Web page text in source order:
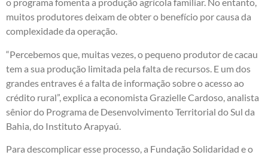
muitos produtores deixam de obter o benefício por causa da
complexidade da operação.
“Percebemos que, muitas vezes, o pequeno produtor de cacau
tem a sua produção limitada pela falta de recursos. E um dos
grandes entraves é a falta de informação sobre o acesso ao
crédito rural”, explica a economista Grazielle Cardoso, analista
sênior do Programa de Desenvolvimento Territorial do Sul da
Bahia, do Instituto Arapyaú.
Para descomplicar esse processo, a Fundação Solidaridad e o